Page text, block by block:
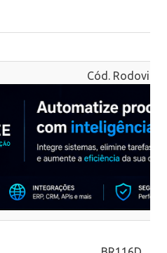
Cód. Rodovia